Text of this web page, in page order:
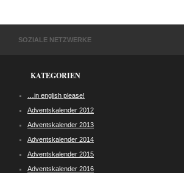
SOZIALE NETZWERKE
KATEGORIEN
…in english please!
Adventskalender 2012
Adventskalender 2013
Adventskalender 2014
Adventskalender 2015
Adventskalender 2016